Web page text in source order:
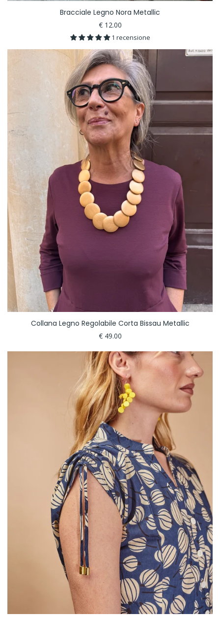
Bracciale Legno Nora Metallic
€ 12.00
1 recensione
Collana Legno Regolabile Corta Bissau Metallic
€ 49.00